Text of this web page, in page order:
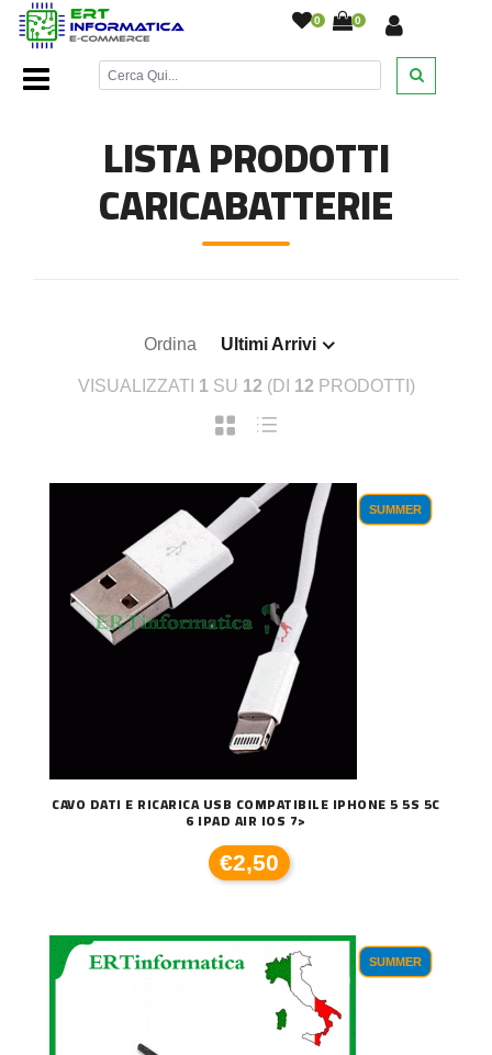
0 0
Home Page/Accessori cellulari/Caricabatterie/
LISTA PRODOTTI
CARICABATTERIE
Ordina Ultimi Arrivi
VISUALIZZATI 1 SU 12 (DI 12 PRODOTTI)
SUMMER
CAVO DATI E RICARICA USB COMPATIBILE IPHONE 5 5S 5C
6 IPAD AIR IOS 7>
€2,50
SUMMER